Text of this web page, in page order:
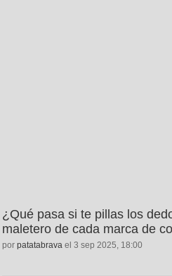
¿Qué pasa si te pillas los
maletero de cada marca de
por patatabrava el 3 sep 2025, 18:00